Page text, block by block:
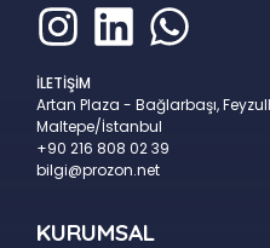
İLETİŞİM
Artan Plaza - Bağlarbaşı,
Maltepe/İstanbul
+90 216 808 02 39
bilgi@prozon.net
KURUMSAL